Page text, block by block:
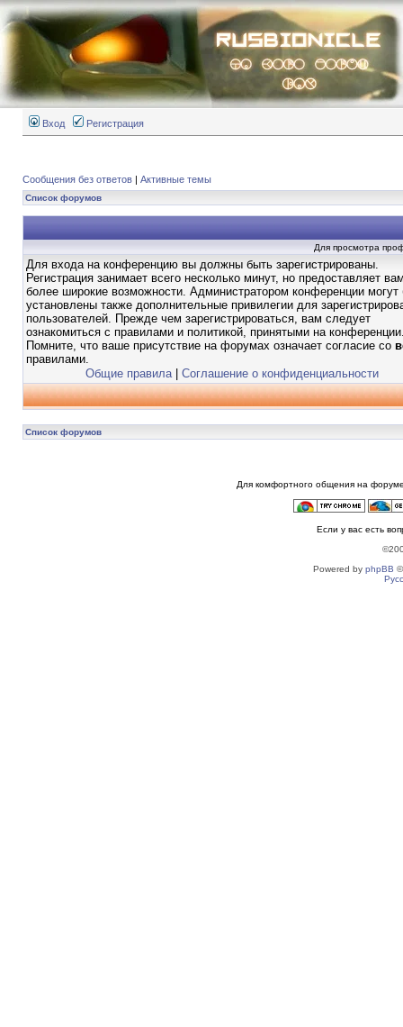
Вход Регистрация
Сообщения без ответов | Активные темы
Список форумов
Для просмотра
Для входа на конференцию вы должны быть зарегистрированы.
Регистрация занимает всего несколько минут, но предоставляет
более широкие возможности. Администратором конференции могут
установлены также дополнительные привилегии для
пользователей. Прежде чем зарегистрироваться, вам следует
ознакомиться с правилами и политикой, принятыми на
Помните, что ваше присутствие на форумах означает согласие со
правилами.
Общие правила| Соглашение о конфиденциальности
Список форумов
Для комфортного общения на
Если у вас есть
Powered by phpBB